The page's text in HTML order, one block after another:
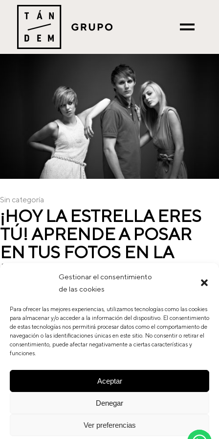
Gestionar el consentimiento
de las cookies
Para ofrecer las mejores experiencias, utilizamos tecnologías como las cookies
para almacenar y/o acceder a la información del dispositivo. El consentimiento
de estas tecnologías nos permitirá procesar datos como el comportamiento de
navegación o las identificaciones únicas en este sitio. No consentir o retirar el
consentimiento, puede afectar negativamente a ciertas características y
funciones.
Aceptar
Denegar
Ver preferencias
Sin categoría
¡HOY LA ESTRELLA ERES
TÚ! APRENDE A POSAR
EN TUS FOTOS EN LA
BOCCA
Nuestra vida se plasma a través de fotografías, es por ello que desde
La Bocca hemos preparado un taller con el que aprenderás a realizar
las mejores poses, estilismo y maquilla
READ MORE _